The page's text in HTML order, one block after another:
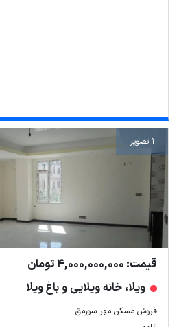
1 تصویر
قیمت: 4,000,000,000 تومان
ویلا، خانه ویلایی و باغ ویلا
فروش مسکن مهر سورمق